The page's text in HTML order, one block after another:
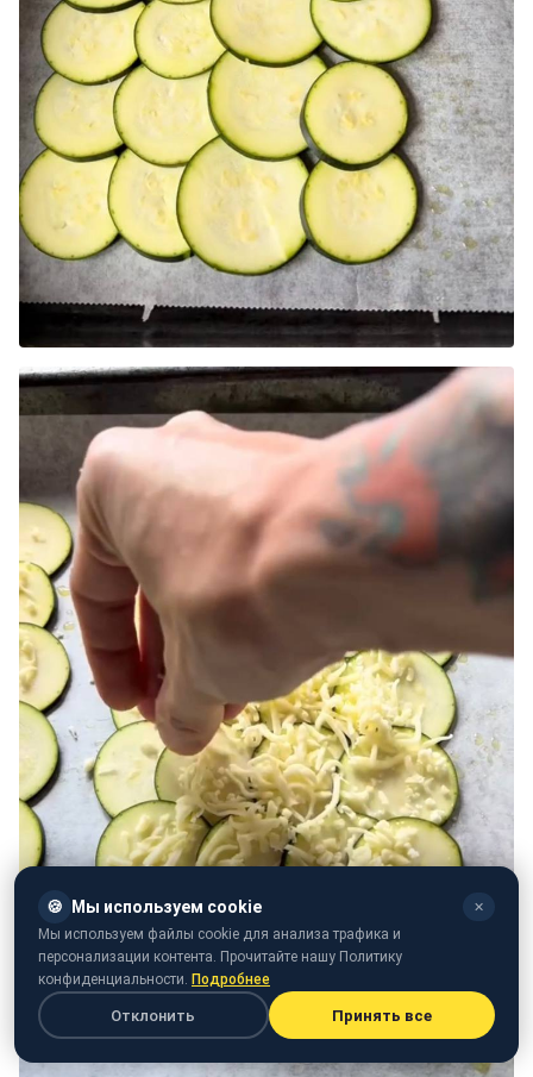
🍪 Мы используем cookie ✕
Мы используем файлы cookie для анализа трафика и
персонализации контента. Прочитайте нашу Политику
конфиденциальности. Подробнее
Отклонить Принять все